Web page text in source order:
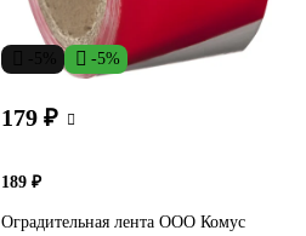
-5%
179 ₽
189 ₽
Оградительная лента ООО Комус